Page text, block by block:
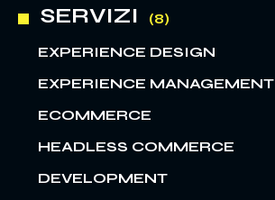
SERVIZI
EXPERIENCE DESIGN
EXPERIENCE MANAGEMENT
ECOMMERCE
HEADLESS COMMERCE
DEVELOPMENT